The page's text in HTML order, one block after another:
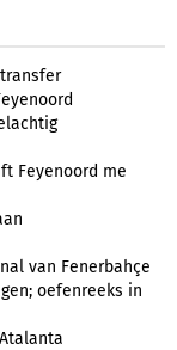
Feyenoord me
van Fenerbahçe
oefenreeks in